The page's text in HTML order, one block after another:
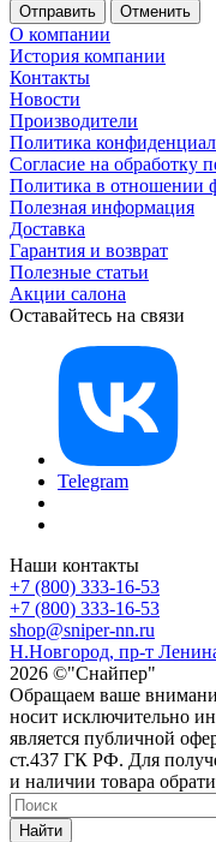
Отменить
О компании
История компании
Контакты
Новости
Производители
Политика
Согласие на обработку
Политика в отношении
Полезная информация
Доставка
Гарантия и возврат
Полезные статьи
Акции салона
Оставайтесь на связи
Telegram
Наши контакты
+7 (800) 333-16-53
+7 (800) 333-16-53
shop@sniper-nn.ru
Н.Новгород, пр-т
2026 ©"Снайпер"
Обращаем ваше
носит исключительно
является публичной
ст.437 ГК РФ. Для
и наличии товара
Найти